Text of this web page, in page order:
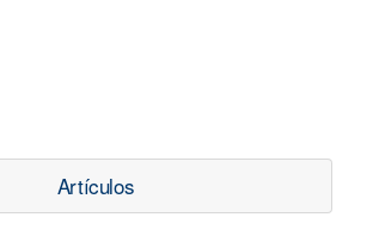
Artículos